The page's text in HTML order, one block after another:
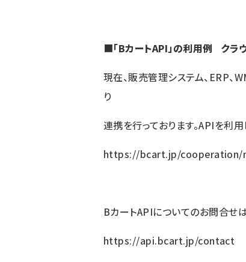
■「BカートAPI」の利用例 ク
現在、販売管理システム、ERP、
り
連携を行っております。APIを利
https://bcart.jp/
BカートAPIについてのお問合せ
https://api.bcart.jp/contact